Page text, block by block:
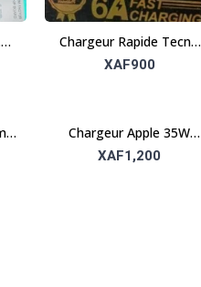
Chargeur Rapide Tecno
6A – Puissant et efficace
XAF900
Chargeur Apple 35W
USB-C – Double port,
XAF1,200